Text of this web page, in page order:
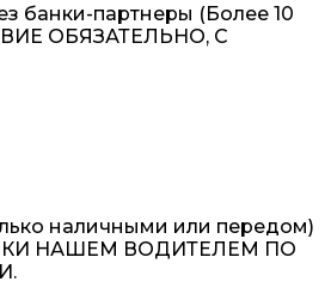
банки-партнеры (Более 10
ОБЯЗАТЕЛЬНО, С
наличными или передом)
НАШЕМ ВОДИТЕЛЕМ ПО